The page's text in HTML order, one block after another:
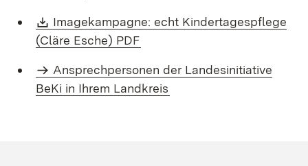
Download:
Imagekampagne: echt Kindertagespflege
(Cläre Esche) PDF
Ansprechpersonen der Landesinitiative
BeKi in Ihrem Landkreis